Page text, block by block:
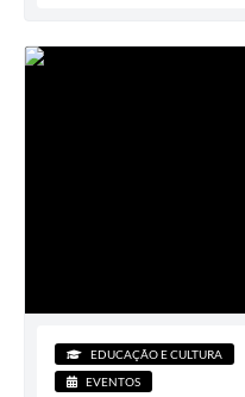
EDUCAÇÃO E CULTURA
EVENTOS